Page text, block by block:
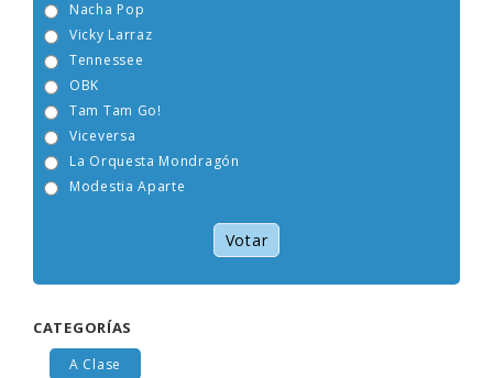
Nacha Pop
Vicky Larraz
Tennessee
OBK
Tam Tam Go!
Viceversa
La Orquesta Mondragón
Modestia Aparte
Votar
CATEGORÍAS
A Clase